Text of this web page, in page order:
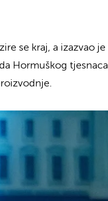
se kraj, a izazvao je
Hormuškog